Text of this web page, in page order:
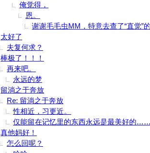
俺觉得，
恩。
谢谢毛毛虫MM，特意去查了“直觉”
太好了
夫复何求？
棒极了！！！
再来吧。
永远的梦
留淌之于奔放
Re: 留淌之于奔放
性相近，习更近。
仅能留在记忆里的东西永远是最美好的
真他妈好！
怎么回呢？